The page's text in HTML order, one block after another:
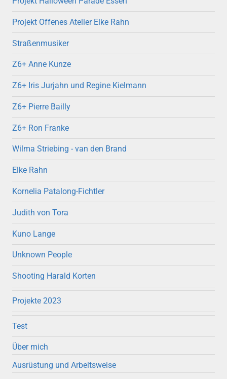
Projekt Offenes Atelier Elke Rahn
Straßenmusiker
Z6+ Anne Kunze
Z6+ Iris Jurjahn und Regine Kielmann
Z6+ Pierre Bailly
Z6+ Ron Franke
Wilma Striebing - van den Brand
Elke Rahn
Kornelia Patalong-Fichtler
Judith von Tora
Kuno Lange
Unknown People
Shooting Harald Korten
Projekte 2023
Test
Über mich
Ausrüstung und Arbeitsweise